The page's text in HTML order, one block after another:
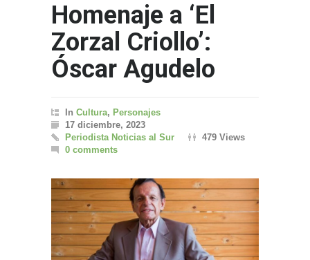
Homenaje a ‘El
Zorzal Criollo’:
Óscar Agudelo
In Cultura, Personajes
17 diciembre, 2023
Periodista Noticias al Sur
479 Views
0 comments